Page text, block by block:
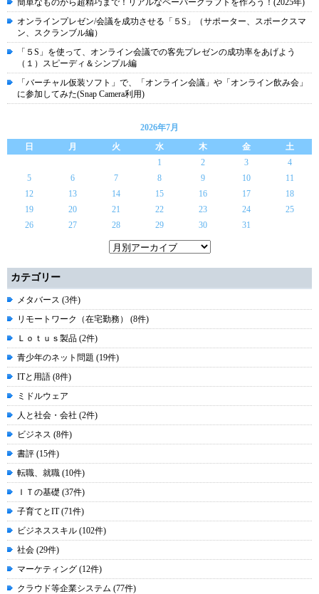
簡単なものから超精巧まで！リアルなペーパークラフトを作ろう！(2025年)
オンラインプレゼン/会議を成功させる「５S」（サポーター、スポークスマ
ン、スクランブル編）
「５S」を使って、オンライン会議での客先プレゼンの成功率をあげよう
（１）スピーディ＆シンプル編
「バーチャル仮装ソフト」で、「オンライン会議」や「オンライン飲み会」
に参加してみた(Snap Camera利用)
2026年7月
日
月 火 水 木 金
土
1
2 3
4
5
6 7 8 9 10
11
12
13 14 15 16 17
18
19
20 21 22 23 24
25
26
27 28 29 30 31
カテゴリー
メタバース (3件)
リモートワーク（在宅勤務） (8件)
Ｌｏｔｕｓ製品 (2件)
青少年のネット問題 (19件)
ITと用語 (8件)
ミドルウェア
人と社会・会社 (2件)
ビジネス (8件)
書評 (15件)
転職、就職 (10件)
ＩＴの基礎 (37件)
子育てとIT (71件)
ビジネススキル (102件)
社会 (29件)
マーケティング (12件)
クラウド等企業システム (77件)